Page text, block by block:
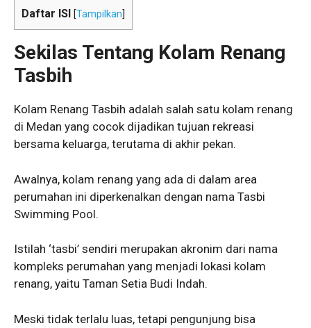
Daftar ISI [Tampilkan
Sekilas Tentang Kolam Renang
Tasbih
Kolam Renang Tasbih adalah salah satu kolam renang
di Medan yang cocok dijadikan tujuan rekreasi
bersama keluarga, terutama di akhir pekan.
Awalnya, kolam renang yang ada di dalam area
perumahan ini diperkenalkan dengan nama Tasbi
Swimming Pool.
Istilah ‘tasbi’ sendiri merupakan akronim dari nama
kompleks perumahan yang menjadi lokasi kolam
renang, yaitu Taman Setia Budi Indah.
Meski tidak terlalu luas, tetapi pengunjung bisa